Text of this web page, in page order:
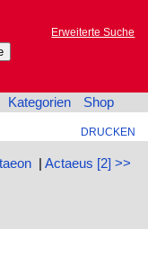
Erweiterte Suche
Kategorien Shop
DRUCKEN
| Actaeus [2] >>